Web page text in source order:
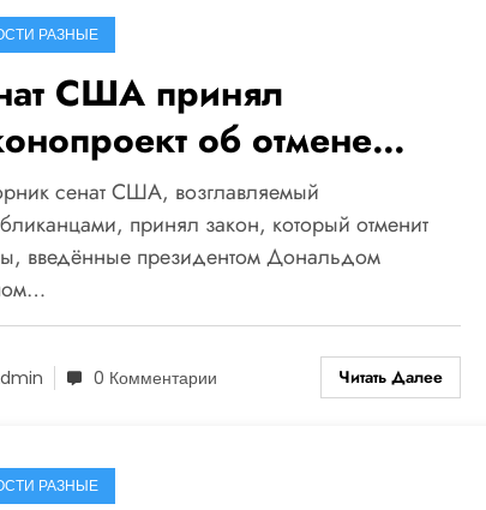
РАЗНЫЕ
США принял
об отмене
Трампа против
cенат США, возглавляемый
принял закон, который отменит
введённые президентом Дональдом
0 Комментарии Читать Далее
РАЗНЫЕ